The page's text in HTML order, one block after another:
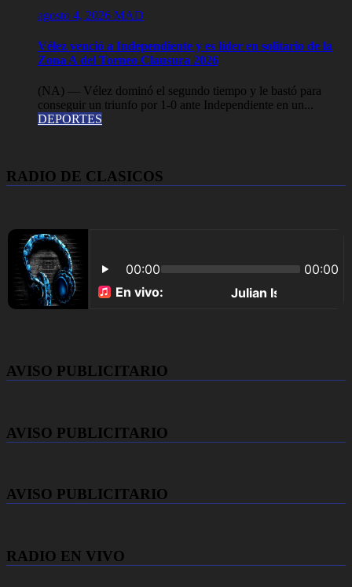
agosto 4, 2026 MAD
Vélez venció a Independiente y es líder en solitario de la
Zona A del Torneo Clausura 2026
(NA) — Vélez dominó el segundo tiempo y le bastó para
conseguir un triunfo por 1-0 ante Independiente en un...
DEPORTES
RADIO DE CLASICOS
AVISO PUBLICITARIO
AVISO PUBLICITARIO
AVISO PUBLICITARIO
RADIO EN VIVO